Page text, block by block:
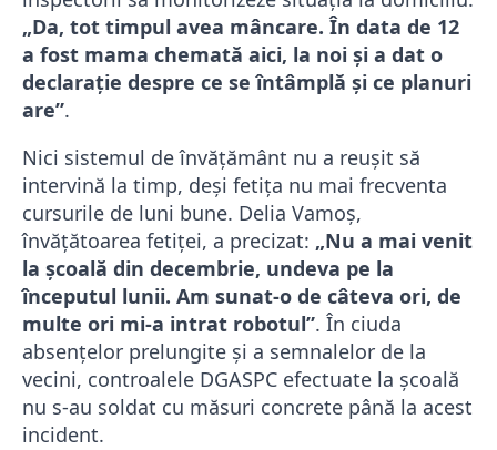
„Da, tot timpul avea mâncare. În data de 12
a fost mama chemată aici, la noi şi a dat o
declaraţie despre ce se întâmplă şi ce planuri
are”.
Nici sistemul de învățământ nu a reușit să
intervină la timp, deși fetița nu mai frecventa
cursurile de luni bune. Delia Vamoş,
învăţătoarea fetiţei, a precizat: „Nu a mai venit
la şcoală din decembrie, undeva pe la
începutul lunii. Am sunat-o de câteva ori, de
multe ori mi-a intrat robotul”. În ciuda
absențelor prelungite și a semnalelor de la
vecini, controalele DGASPC efectuate la școală
nu s-au soldat cu măsuri concrete până la acest
incident.